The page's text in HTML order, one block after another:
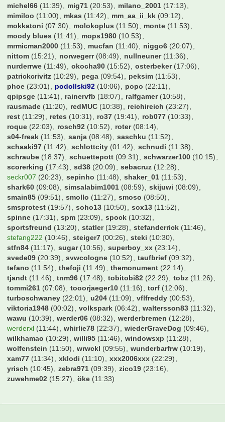
michel66 (11:39) mig71 (20:53) milano_2001 (17:13)
mimiloo (11:00) mkas (11:42) mm_aa_ii_kk (09:12)
mokkatoni (07:30) molokoplus (11:50) monte (11:53)
moody blues (11:41) mops1980 (10:53)
mrmicman2000 (11:53) mucfan (11:40) niggo6 (20:07)
nittom (15:21) norwegerr(08:49) nullneuner(11:36)
nurderrwe (11:49) okocha90 (15:52) osterbeker(17:06)
patrickcrivitz (10:29) pega (09:54) peksim (11:53)
phoe (23:01) podollski92 (10:06) popo (22:11)
qpipsge (11:41) rainervfb (18:07) ralfgamer(10:58)
rausmade (11:20) redMUC (10:38) reichireich (23:27)
rest (11:29) retes (10:31) ro37 (19:41) rob077 (10:33)
roque (22:03) rosch92 (10:52) roter(08:14)
s04-freak (11:53) sanja (08:48) saschku (11:52)
schaaki97 (11:42) schlottcity (01:42) schnudi (11:38)
schraube (18:37) schuettepott (09:31) schwarzer100 (10:15)
scorerking (17:43) sd38 (20:09) sebacruz (12:28)
seckr007 (20:23) sepinho (11:48) shaker_01 (11:53)
shark60 (09:08) simsalabim1001 (08:59) skijuwi (08:09)
smain85 (09:51) smollo (11:27) smoso (08:50)
smsprotest (19:57) soho13 (10:50) sox13 (11:52)
spinne (17:31) spm (23:09) spock (10:32)
sportsfreund (13:20) statler(19:28) stefanderrick (11:46)
stefang222 (10:46) steiger7 (00:26) steki (10:30)
stfn84 (11:17) sugar(10:56) superboy_xx (23:14)
svede09 (20:39) svwcologne (10:52) taufbrief (09:32)
tefano (11:54) thefoji (11:49) themonument (22:14)
tjandt (11:46) tnm96 (17:48) tobitobi82 (22:29) tobz (11:26)
tommi261 (07:08) tooorjaeger10 (11:16) torf (12:06)
turboschwaney (22:01) u204 (11:09) vflfreddy (00:53)
viktoria1948 (00:02) volkspark (06:42) waltersson83 (11:32)
wawu (10:39) werder06 (08:32) werderbremen (12:28)
werderxl (11:44) whirlie78 (22:37) wiederGraveDog (09:46)
wilkhamao (10:29) willi95 (11:46) windowsxp (11:28)
wolfenstein (11:50) wrwckl (09:55) wunderbarfrw (10:19)
xam77 (11:34) xklodi (11:10) xxx2006xxx (22:29)
yrisch (10:45) zebra971 (09:39) zico19 (23:16)
zuwehme02 (15:27) öke (11:33)